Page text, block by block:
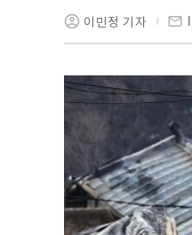
이민정 기자